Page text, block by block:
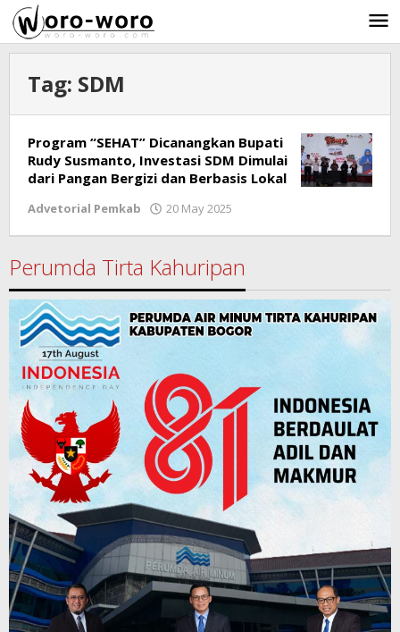
Skip
to
content
Tag: SDM
Program “SEHAT” Dicanangkan Bupati
Rudy Susmanto, Investasi SDM Dimulai
dari Pangan Bergizi dan Berbasis Lokal
Advetorial Pemkab 20 May 2025
Perumda Tirta Kahuripan